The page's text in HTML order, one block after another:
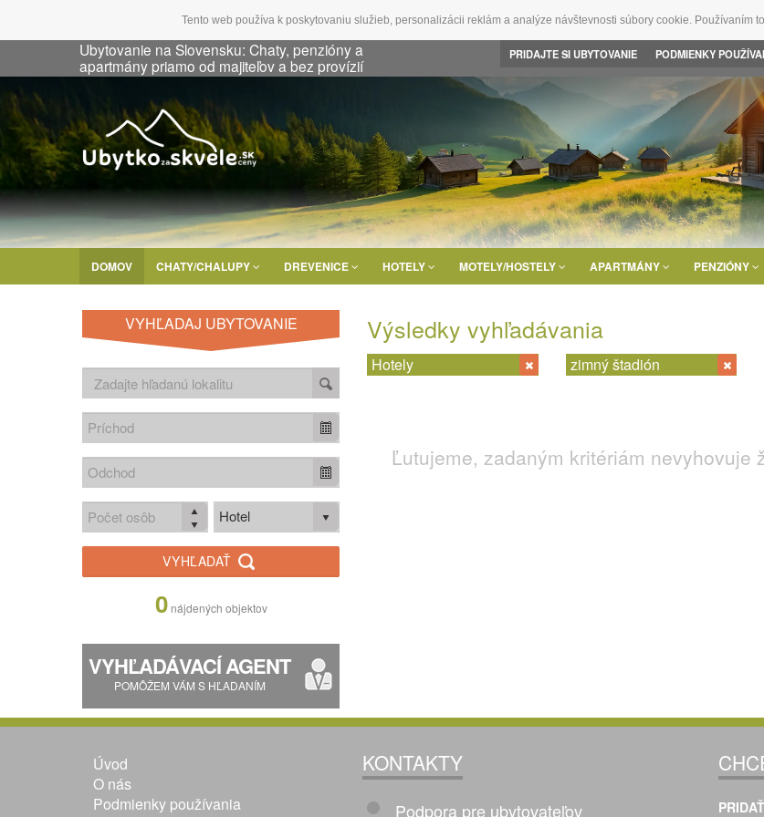
Tento web používa k poskytovaniu služieb, personalizácii reklám a analýze návštevnosti súbory cookie. Používaním
Ubytovanie na Slovensku: Chaty, penzióny a
apartmány priamo od majiteľov a bez provízií
PRIDAJTE SI UBYTOVANIE PODMIENKY
DOMOV CHATY/CHALUPY DREVENICE HOTELY MOTELY/HOSTELY APARTMÁNY PENZIÓNY
VYHĽADAJ UBYTOVANIE
Hotel
VYHĽADAŤ
0 nájdených objektov
VYHĽADÁVACÍ AGENT
POMÔŽEM VÁM S HĽADANÍM
Výsledky vyhľadávania
Hotely zimný štadión
Ľutujeme, zadaným kritériám
Úvod
O nás
Podmienky používania
KONTAKTY
Podpora pre ubytovateľov